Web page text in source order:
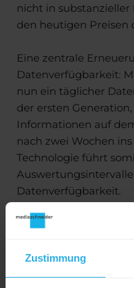
Zustimmung
nicht in substanzieller
den heutigen Preisen
Eine zentrale
Datenverfügbarkeit:
nun ein täglicher
der ersten
Informationen auf
nach zwei Wochen
Technologie führt
Datenverfügbarkeit.
Neu ist auch die
abgelöst. Diese soll